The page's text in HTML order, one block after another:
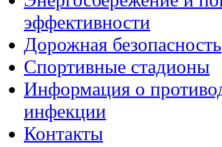
эффективности
Дорожная безопасность
Спортивные стадионы
Информация о
инфекции
Контакты